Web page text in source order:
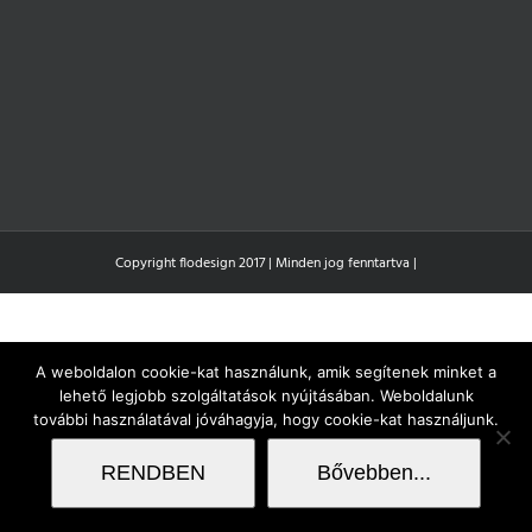
Copyright flodesign 2017 | Minden jog fenntartva |
A weboldalon cookie-kat használunk, amik segítenek minket a
lehető legjobb szolgáltatások nyújtásában. Weboldalunk
további használatával jóváhagyja, hogy cookie-kat használjunk.
RENDBEN Bővebben...